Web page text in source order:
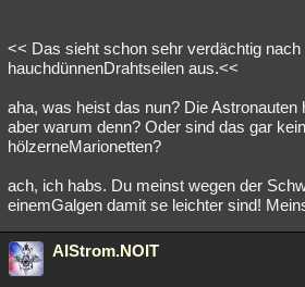
<< Das sieht schon sehr verdächtig nach
hauchdünnenDrahtseilen aus.<<
aha, was heist das nun? Die Astronauten
aber warum denn? Oder sind das gar
hölzerneMarionetten?
ach, ich habs. Du meinst wegen der
einemGalgen damit se leichter sind!
AIStrom.NOIT